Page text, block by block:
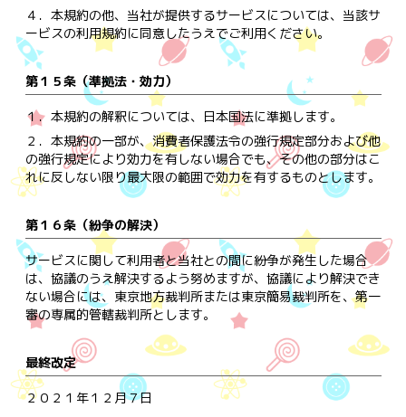
４． 本規約の他、当社が提供するサービスについては、当該サ
ービスの利用規約に同意したうえでご利用ください。
第１５条（準拠法・効力）
１． 本規約の解釈については、日本国法に準拠します。
２． 本規約の一部が、消費者保護法令の強行規定部分および他
の強行規定により効力を有しない場合でも、その他の部分はこ
れに反しない限り最大限の範囲で効力を有するものとします。
第１６条（紛争の解決）
サービスに関して利用者と当社との間に紛争が発生した場合
は、協議のうえ解決するよう努めますが、協議により解決でき
ない場合には、東京地方裁判所または東京簡易裁判所を、第一
審の専属的管轄裁判所とします。
最終改定
２０２１年１２月７日